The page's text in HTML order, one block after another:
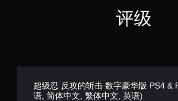
评级
超级忍 反攻的斩击 数字豪华版 PS4 &
语, 简体中文, 繁体中文, 英语)